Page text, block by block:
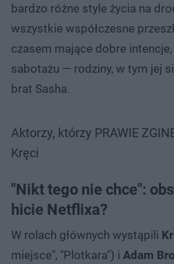
bardzo różne style życia na
wszystkie współczesne
czasem mające dobre
sabotażu — rodziny, w tym jej
brat Sasha.
Aktorzy, którzy PRAWIE
Kręci
"Nikt tego nie chce":
hicie Netflixa?
W rolach głównych wystąpili
miejsce", "Plotkara") i Adam